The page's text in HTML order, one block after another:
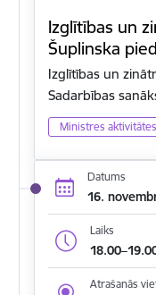
Izglītības un
Šuplinska
Izglītības un
Sadarbības
Ministres aktivitātes
Datums
16.
Laiks
Atrašanās